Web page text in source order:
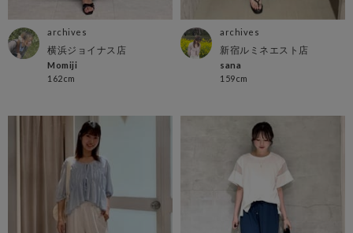
archives
横浜ジョイナス店
Momiji
162cm
archives
新宿ルミネエスト店
sana
159cm